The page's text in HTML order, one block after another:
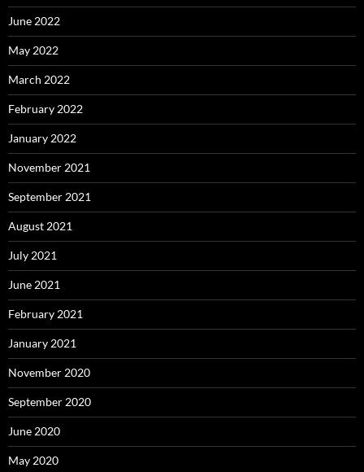
June 2022
May 2022
March 2022
February 2022
January 2022
November 2021
September 2021
August 2021
July 2021
June 2021
February 2021
January 2021
November 2020
September 2020
June 2020
May 2020